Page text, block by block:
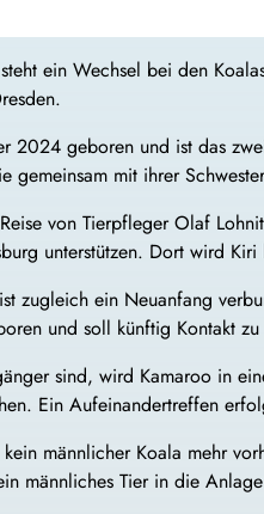
ein Wechsel bei den
2024 geboren und ist das
gemeinsam mit ihrer
von Tierpfleger Olaf
unterstützen. Dort wird
zugleich ein Neuanfang
und soll künftig Kontakt
sind, wird Kamaroo in
Ein Aufeinandertreffen
männlicher Koala mehr
männliches Tier in die